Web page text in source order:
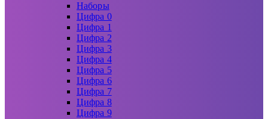
Наборы
Цифра 0
Цифра 1
Цифра 2
Цифра 3
Цифра 4
Цифра 5
Цифра 6
Цифра 7
Цифра 8
Цифра 9